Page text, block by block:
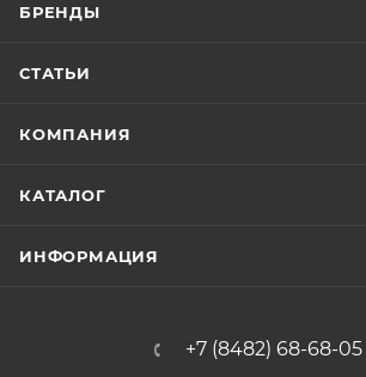
БРЕНДЫ
СТАТЬИ
КОМПАНИЯ
КАТАЛОГ
ИНФОРМАЦИЯ
+7 (8482) 68-68-05